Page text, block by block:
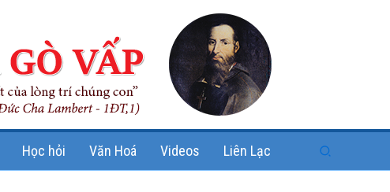
Học hỏi Văn Hoá Videos Liên Lạc Search